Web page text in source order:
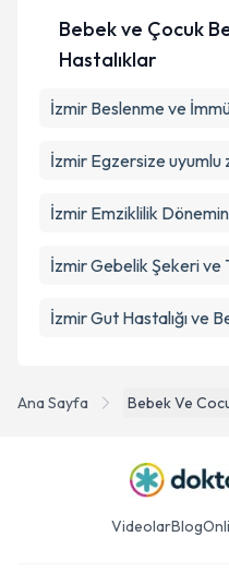
Ana Sayfa Bebek Ve
Bebek ve Çocuk
Hastalıklar
İzmir Beslenme ve
İzmir Egzersize uyumlu
İzmir Emziklilik
İzmir Gebelik Şekeri ve
İzmir Gut Hastalığı ve
VideolarBlog